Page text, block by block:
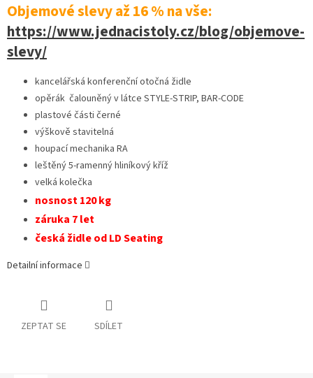
Objemové slevy až 16 %na vše:
https://www.jednacistoly.cz/blog/objemove-
slevy/
kancelářská konferenční otočná židle
opěrák čalouněný v látce STYLE-STRIP, BAR-CODE
plastové části černé
výškově stavitelná
houpací mechanika RA
leštěný 5-ramenný hliníkový kříž
velká kolečka
nosnost 120 kg
záruka 7 let
česká židle od LD Seating
Detailní informace
ZEPTAT SE SDÍLET